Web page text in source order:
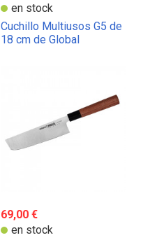
en stock
Cuchillo Multiusos G5 de
18 cm de Global
69,00 €
en stock